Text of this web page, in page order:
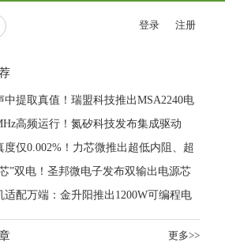
登录 注册
中提取真值！瑞盟科技推出MSA2240电
片赋能多元高端测量场景
高频运行！氮矽科技发布集成驱动
，助力电源能效再攀新高
度仅0.002%！力芯微推出超低内阻、超
模拟开关
”双电！圣邦微电子发布双输出电源芯
AFE与音频设计
适配万端：金升阳推出1200W可编程电
高端装备制造
更多>>